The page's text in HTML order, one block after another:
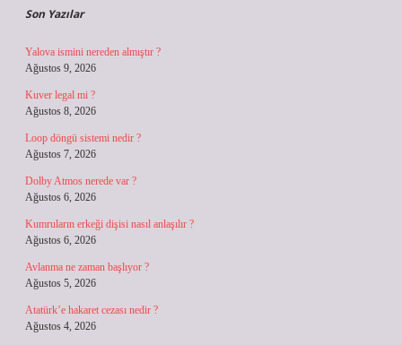
Son Yazılar
Yalova ismini nereden almıştır ?
Ağustos 9, 2026
Kuver legal mi ?
Ağustos 8, 2026
Loop döngü sistemi nedir ?
Ağustos 7, 2026
Dolby Atmos nerede var ?
Ağustos 6, 2026
Kumruların erkeği dişisi nasıl anlaşılır ?
Ağustos 6, 2026
Avlanma ne zaman başlıyor ?
Ağustos 5, 2026
Atatürk’e hakaret cezası nedir ?
Ağustos 4, 2026